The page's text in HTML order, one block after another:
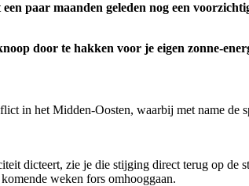
paar maanden geleden nog een
door te hakken voor je eigen zonne-
in het Midden-Oosten, waarbij met name de
dicteert, zie je die stijging direct terug op de
weken fors omhooggaan.